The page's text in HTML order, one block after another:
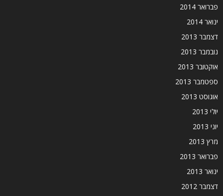
פברואר 2014
ינואר 2014
דצמבר 2013
נובמבר 2013
אוקטובר 2013
ספטמבר 2013
אוגוסט 2013
יולי 2013
יוני 2013
מרץ 2013
פברואר 2013
ינואר 2013
דצמבר 2012